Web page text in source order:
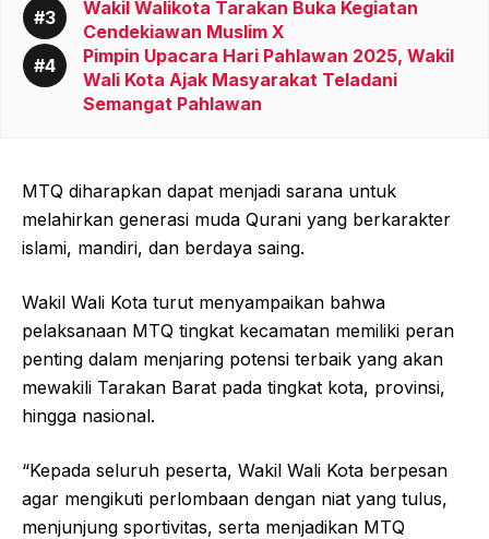
Wakil Walikota Tarakan Buka Kegiatan
Cendekiawan Muslim X
Pimpin Upacara Hari Pahlawan 2025, Wakil
Wali Kota Ajak Masyarakat Teladani
Semangat Pahlawan
MTQ diharapkan dapat menjadi sarana untuk
melahirkan generasi muda Qurani yang berkarakter
islami, mandiri, dan berdaya saing.
Wakil Wali Kota turut menyampaikan bahwa
pelaksanaan MTQ tingkat kecamatan memiliki peran
penting dalam menjaring potensi terbaik yang akan
mewakili Tarakan Barat pada tingkat kota, provinsi,
hingga nasional.
“Kepada seluruh peserta, Wakil Wali Kota berpesan
agar mengikuti perlombaan dengan niat yang tulus,
menjunjung sportivitas, serta menjadikan MTQ